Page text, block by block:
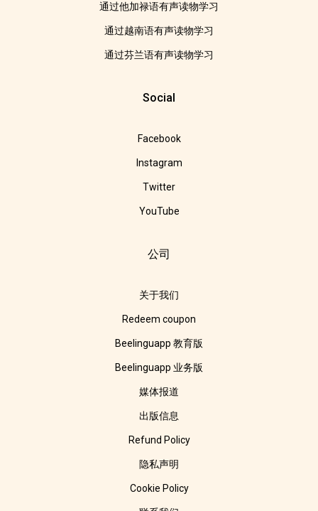
通过他加禄语有声读物学习
通过越南语有声读物学习
通过芬兰语有声读物学习
Social
Facebook
Instagram
Twitter
YouTube
公司
关于我们
Redeem coupon
Beelinguapp 教育版
Beelinguapp 业务版
媒体报道
出版信息
Refund Policy
隐私声明
Cookie Policy